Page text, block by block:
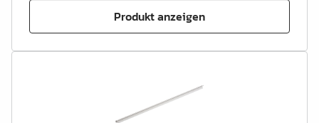
Produkt anzeigen